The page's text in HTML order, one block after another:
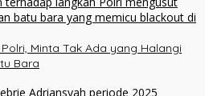
Minta Tak Ada yang Halangi
Bara